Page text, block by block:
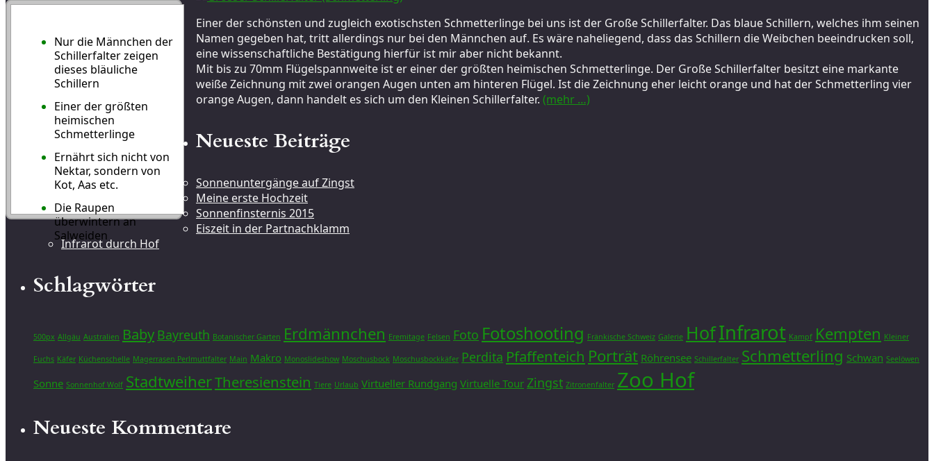
Nur die Männchen der
Schillerfalter zeigen
dieses bläuliche
Schillern
Einer der größten
heimischen
Schmetterlinge
Ernährt sich nicht von
Nektar, sondern von
Kot, Aas etc.
Die Raupen
überwintern an
Salweiden
Einer der schönsten und zugleich exotischsten Schmetterlinge bei uns ist der Große Schillerfalter. Das blaue Schillern, welches ihm seinen
Namen gegeben hat, tritt allerdings nur bei den Männchen auf. Es wäre naheliegend, dass das Schillern die Weibchen beeindrucken soll,
eine wissenschaftliche Bestätigung hierfür ist mir aber nicht bekannt.
Mit bis zu 70mm Flügelspannweite ist er einer der größten heimischen Schmetterlinge. Der Große Schillerfalter besitzt eine markante
weiße Zeichnung mit zwei orangen Augen unten am hinteren Flügel. Ist die Zeichnung eher leicht orange und hat der Schmetterling vier
orange Augen, dann handelt es sich um den Kleinen Schillerfalter. (mehr …)
Neueste Beiträge
Sonnenuntergänge auf Zingst
Meine erste Hochzeit
Sonnenfinsternis 2015
Eiszeit in der Partnachklamm
Infrarot durch Hof
Schlagwörter
500px Allgäu Australien Baby Bayreuth Botanischer Garten Erdmännchen Eremitage Felsen Foto Fotoshooting Fränkische Schweiz Galerie HofInfrarot Kampf Kempten Kleiner
Fuchs Käfer Küchenschelle Magerrasen Perlmuttfalter Main Makro Monoslideshow Moschusbock Moschusbockkäfer Perdita Pfaffenteich Porträt Röhrensee Schillerfalter Schmetterling Schwan Seelöwen
Sonne Sonnenhof Wolf StadtweiherTheresienstein Tiere Urlaub Virtueller Rundgang Virtuelle Tour Zingst Zitronenfalter Zoo Hof
Neueste Kommentare